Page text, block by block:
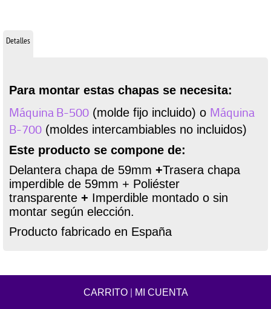
Detalles
Para montar estas chapas se necesita:
Máquina B-500 (molde fijo incluido) o Máquina
B-700 (moldes intercambiables no incluidos)
Este producto se compone de:
Delantera chapa de 59mm +Trasera chapa
imperdible de 59mm + Poliéster
transparente + Imperdible montado o sin
montar según elección.
Producto fabricado en España
CARRITO| MI CUENTA